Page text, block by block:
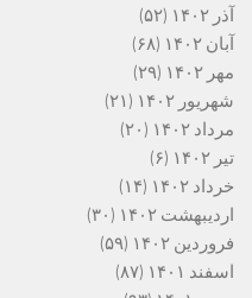
آذر ۱۴۰۲
(۵۲)
آبان ۱۴۰۲
(۶۸)
مهر ۱۴۰۲
(۲۹)
شهریور ۱۴۰۲
(۲۱)
مرداد ۱۴۰۲
(۲۰)
تیر ۱۴۰۲
(۶)
خرداد ۱۴۰۲
(۱۴)
اردیبهشت ۱۴۰۲
(۳۰)
فروردین ۱۴۰۲
(۵۹)
اسفند ۱۴۰۱
(۸۷)